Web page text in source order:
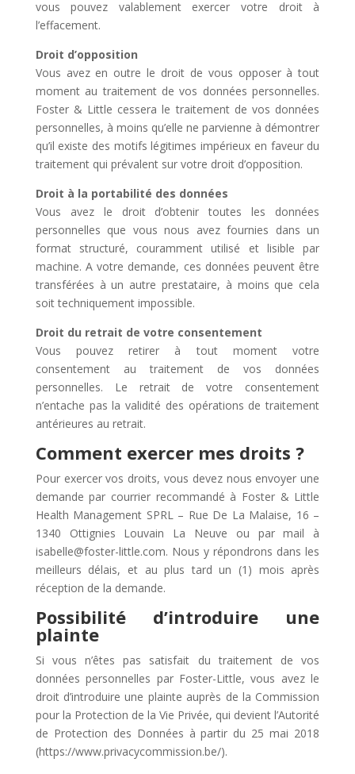
vous pouvez valablement exercer votre droit à
l’effacement.
Droit d’opposition
Vous avez en outre le droit de vous opposer à tout
moment au traitement de vos données personnelles.
Foster & Little cessera le traitement de vos données
personnelles, à moins qu’elle ne parvienne à démontrer
qu’il existe des motifs légitimes impérieux en faveur du
traitement qui prévalent sur votre droit d’opposition.
Droit à la portabilité des données
Vous avez le droit d’obtenir toutes les données
personnelles que vous nous avez fournies dans un
format structuré, couramment utilisé et lisible par
machine. A votre demande, ces données peuvent être
transférées à un autre prestataire, à moins que cela
soit techniquement impossible.
Droit du retrait de votre consentement
Vous pouvez retirer à tout moment votre
consentement au traitement de vos données
personnelles. Le retrait de votre consentement
n’entache pas la validité des opérations de traitement
antérieures au retrait.
Comment exercer mes droits ?
Pour exercer vos droits, vous devez nous envoyer une
demande par courrier recommandé à Foster & Little
Health Management SPRL – Rue De La Malaise, 16 –
1340 Ottignies Louvain La Neuve ou par mail à
isabelle@foster-little.com. Nous y répondrons dans les
meilleurs délais, et au plus tard un (1) mois après
réception de la demande.
Possibilité d’introduire une
plainte
Si vous n’êtes pas satisfait du traitement de vos
données personnelles par Foster-Little, vous avez le
droit d’introduire une plainte auprès de la Commission
pour la Protection de la Vie Privée, qui devient l’Autorité
de Protection des Données à partir du 25 mai 2018
(https://www.privacycommission.be/).